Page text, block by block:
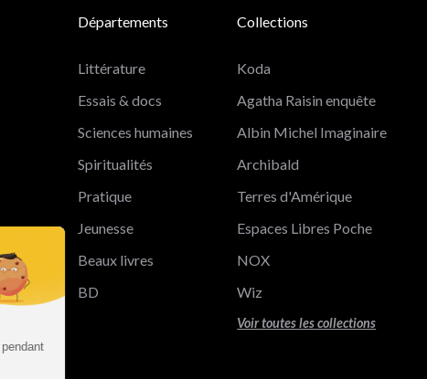
pendant
Départements
Littérature
Essais & docs
Sciences humaines
Spiritualités
Pratique
Jeunesse
Beaux livres
BD
Collections
Koda
Agatha Raisin enquête
Albin Michel Imaginaire
Archibald
Terres d'Amérique
Espaces Libres Poche
NOX
Wiz
Voir toutes les collections